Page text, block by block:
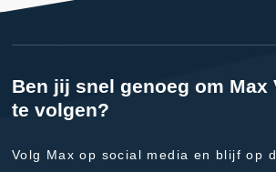
Ben jij snel genoeg om Max
te volgen?
Volg Max op social media en blijf op